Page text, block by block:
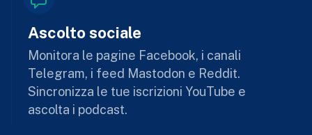
Ascolto sociale
Monitora le pagine Facebook, i canali
Telegram, i feed Mastodon e Reddit.
Sincronizza le tue iscrizioni YouTube e
ascolta i podcast.